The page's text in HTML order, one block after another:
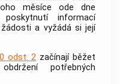
měsíce ode dne
informací
a vyžádá si její
odst. 2 začínají běžet
potřebných